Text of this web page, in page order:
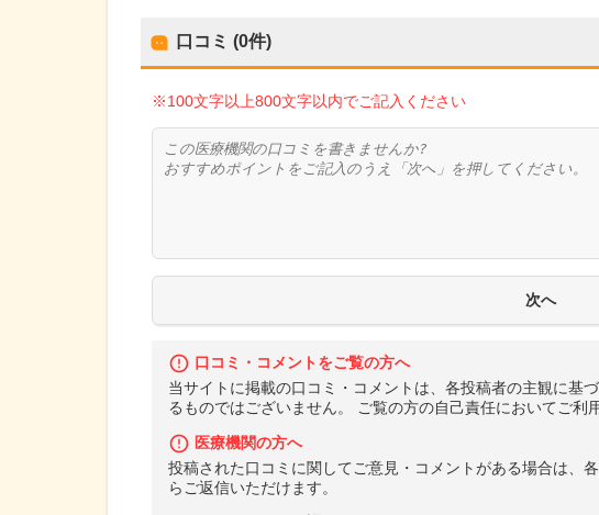
口コミ (0件)
※100文字以上800文字以内でご記入ください
口コミ・コメントをご覧の方へ
当サイトに掲載の口コミ・コメントは、各投稿者の主観に基
るものではございません。 ご覧の方の自己責任においてご利
医療機関の方へ
投稿された口コミに関してご意見・コメントがある場合は、
らご返信いただけます。